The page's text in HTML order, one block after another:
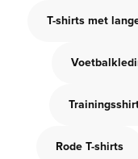
T-shirts met
Rode T-shirts